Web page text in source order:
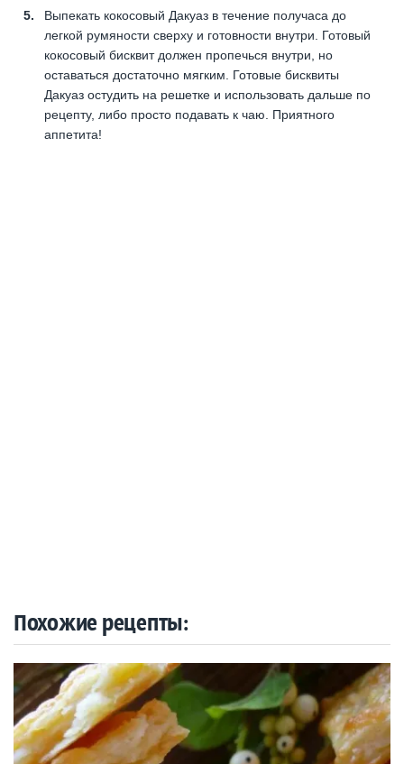
Выпекать кокосовый Дакуаз в течение получаса до
легкой румяности сверху и готовности внутри. Готовый
кокосовый бисквит должен пропечься внутри, но
оставаться достаточно мягким. Готовые бисквиты
Дакуаз остудить на решетке и использовать дальше по
рецепту, либо просто подавать к чаю. Приятного
аппетита!
Похожие рецепты: